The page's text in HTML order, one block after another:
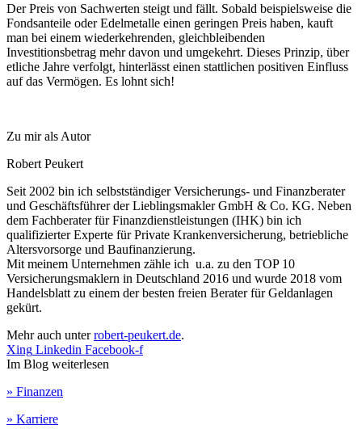
Der Preis von Sachwerten steigt und fällt. Sobald beispielsweise die
Fondsanteile oder Edelmetalle einen geringen Preis haben, kauft
man bei einem wiederkehrenden, gleichbleibenden
Investitionsbetrag mehr davon und umgekehrt. Dieses Prinzip, über
etliche Jahre verfolgt, hinterlässt einen stattlichen positiven Einfluss
auf das Vermögen. Es lohnt sich!
Zu mir als Autor
Robert Peukert
Seit 2002 bin ich selbstständiger Versicherungs- und Finanzberater
und Geschäftsführer der Lieblingsmakler GmbH & Co. KG. Neben
dem Fachberater für Finanzdienstleistungen (IHK) bin ich
qualifizierter Experte für Private Krankenversicherung, betriebliche
Altersvorsorge und Baufinanzierung.
Mit meinem Unternehmen zähle ich u.a. zu den TOP 10
Versicherungsmaklern in Deutschland 2016 und wurde 2018 vom
Handelsblatt zu einem der besten freien Berater für Geldanlagen
gekürt.
Mehr auch unterrobert-peukert.de.
Xing Linkedin Facebook-f
Im Blog weiterlesen
» Finanzen
» Karriere